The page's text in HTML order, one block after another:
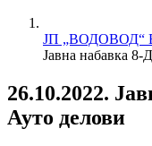
ЈП „ВОДОВОД“
Јавна набавка 8-
26.10.2022.
Ауто делови